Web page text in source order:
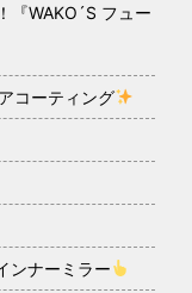
『WAKO´S フュー
コーティング
ンナーミラー